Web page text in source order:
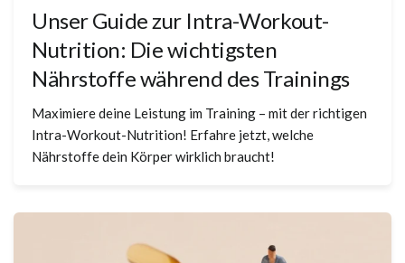
Unser Guide zur Intra-Workout-
Nutrition: Die wichtigsten
Nährstoffe während des Trainings
Maximiere deine Leistung im Training – mit der richtigen
Intra-Workout-Nutrition! Erfahre jetzt, welche
Nährstoffe dein Körper wirklich braucht!